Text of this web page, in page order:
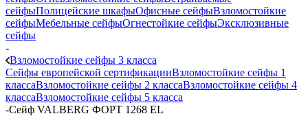
сейфыПолицейские шкафыОфисные сейфыВзломостойкие
сейфыМебельные сейфыОгнестойкие сейфыЭксклюзивные
сейфы
-
Взломостойкие сейфы 3 класса
Сейфы европейской сертификацииВзломостойкие сейфы 1
классаВзломостойкие сейфы 2 классаВзломостойкие сейфы 4
класcаВзломостойкие сейфы 5 класса
-Сейф VALBERG ФОРТ 1268 EL